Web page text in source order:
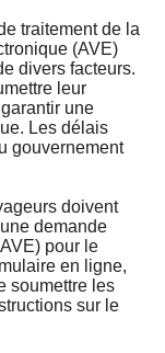
traitement de la
(AVE)
divers facteurs.
leur
une
Les délais
gouvernement
doivent
demande
pour le
en ligne,
soumettre les
sur le